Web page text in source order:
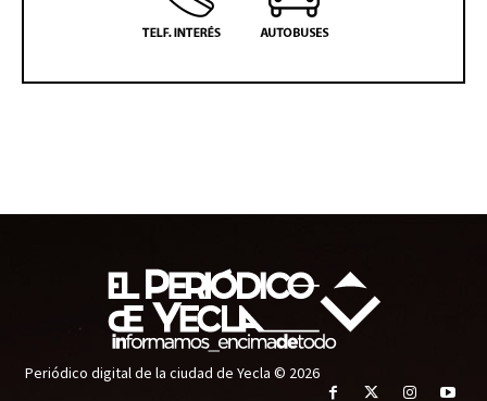
Periódico digital de la ciudad de Yecla © 2026